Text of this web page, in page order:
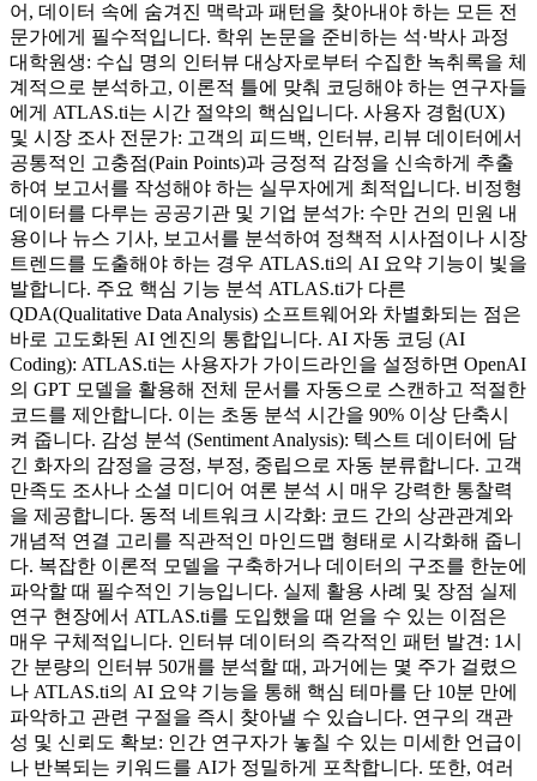
어, 데이터 속에 숨겨진 맥락과 패턴을 찾아내야 하는 모든 전
문가에게 필수적입니다. 학위 논문을 준비하는 석·박사 과정
대학원생: 수십 명의 인터뷰 대상자로부터 수집한 녹취록을 체
계적으로 분석하고, 이론적 틀에 맞춰 코딩해야 하는 연구자들
에게 ATLAS.ti는 시간 절약의 핵심입니다. 사용자 경험(UX)
및 시장 조사 전문가: 고객의 피드백, 인터뷰, 리뷰 데이터에서
공통적인 고충점(Pain Points)과 긍정적 감정을 신속하게 추출
하여 보고서를 작성해야 하는 실무자에게 최적입니다. 비정형
데이터를 다루는 공공기관 및 기업 분석가: 수만 건의 민원 내
용이나 뉴스 기사, 보고서를 분석하여 정책적 시사점이나 시장
트렌드를 도출해야 하는 경우 ATLAS.ti의 AI 요약 기능이 빛을
발합니다. 주요 핵심 기능 분석 ATLAS.ti가 다른
QDA(Qualitative Data Analysis) 소프트웨어와 차별화되는 점은
바로 고도화된 AI 엔진의 통합입니다. AI 자동 코딩 (AI
Coding): ATLAS.ti는 사용자가 가이드라인을 설정하면 OpenAI
의 GPT 모델을 활용해 전체 문서를 자동으로 스캔하고 적절한
코드를 제안합니다. 이는 초동 분석 시간을 90% 이상 단축시
켜 줍니다. 감성 분석 (Sentiment Analysis): 텍스트 데이터에 담
긴 화자의 감정을 긍정, 부정, 중립으로 자동 분류합니다. 고객
만족도 조사나 소셜 미디어 여론 분석 시 매우 강력한 통찰력
을 제공합니다. 동적 네트워크 시각화: 코드 간의 상관관계와
개념적 연결 고리를 직관적인 마인드맵 형태로 시각화해 줍니
다. 복잡한 이론적 모델을 구축하거나 데이터의 구조를 한눈에
파악할 때 필수적인 기능입니다. 실제 활용 사례 및 장점 실제
연구 현장에서 ATLAS.ti를 도입했을 때 얻을 수 있는 이점은
매우 구체적입니다. 인터뷰 데이터의 즉각적인 패턴 발견: 1시
간 분량의 인터뷰 50개를 분석할 때, 과거에는 몇 주가 걸렸으
나 ATLAS.ti의 AI 요약 기능을 통해 핵심 테마를 단 10분 만에
파악하고 관련 구절을 즉시 찾아낼 수 있습니다. 연구의 객관
성 및 신뢰도 확보: 인간 연구자가 놓칠 수 있는 미세한 언급이
나 반복되는 키워드를 AI가 정밀하게 포착합니다. 또한, 여러